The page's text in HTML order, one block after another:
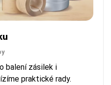
balení zásilek i
praktické rady.